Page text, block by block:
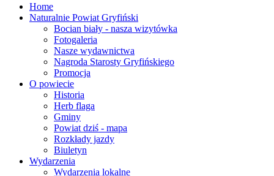
Home
Naturalnie Powiat Gryfiński
Bocian biały - nasza wizytówka
Fotogaleria
Nasze wydawnictwa
Nagroda Starosty Gryfińskiego
Promocja
O powiecie
Historia
Herb flaga
Gminy
Powiat dziś - mapa
Rozkłady jazdy
Biuletyn
Wydarzenia
Wydarzenia lokalne